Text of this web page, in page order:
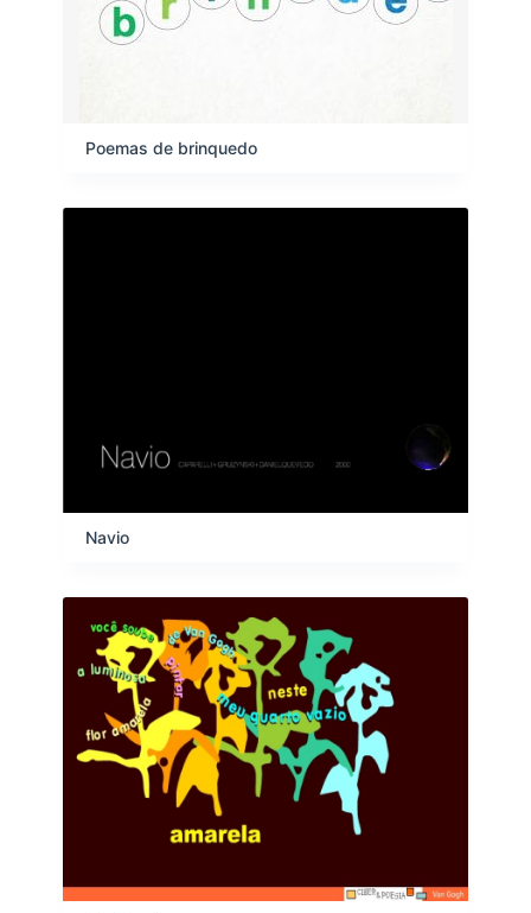
Poemas de brinquedo
Navio